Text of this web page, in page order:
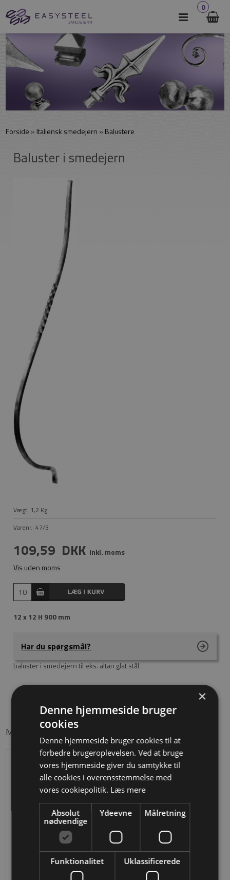
0
Forside » Italiensk smedejern » Balustere
Baluster i smedejern
Vægt: 1,2 Kg.
Varenr.:47/3
109,59 DKK Inkl. moms
Vis uden moms
12 x 12 H 900 mm
Har du spørgsmål?
baluster i smedejern til eks. altan glat stål
Måske er du også interesseret i følgende produkter
Baluster i smedejern
DKK 137,68
×
Denne hjemmeside bruger
cookies
Denne hjemmeside bruger cookies til at
forbedre brugeroplevelsen. Ved at bruge
vores hjemmeside giver du samtykke til
alle cookies i overensstemmelse med
vores cookiepolitik. Læs mere
Absolut
nødvendige
Ydeevne Målretning
Funktionalitet Uklassificerede